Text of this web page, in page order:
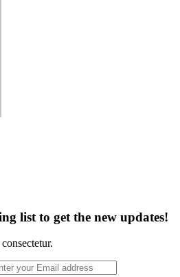
list to get the new updates!